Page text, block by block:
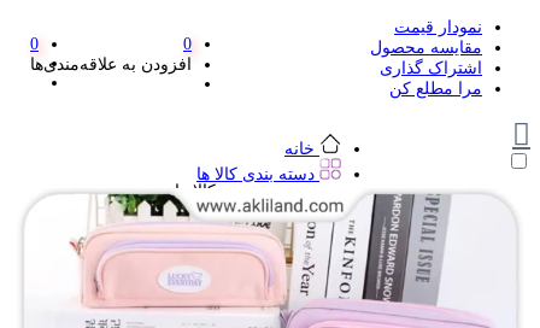
نمودار قیمت
مقایسه محصول
اشتراک گذاری
مرا مطلع کن
0
افزودن به علاقه‌مندی‌ها
0
خانه
دسته بندی کالا ها
دسته بندی کالا ها
لوازم تحریر و هنر
لوازم تحریر و هنر
مداد
پاک کن و غلط گیر
مداد تراش
اتود و نوک
روان نویس فانتزی